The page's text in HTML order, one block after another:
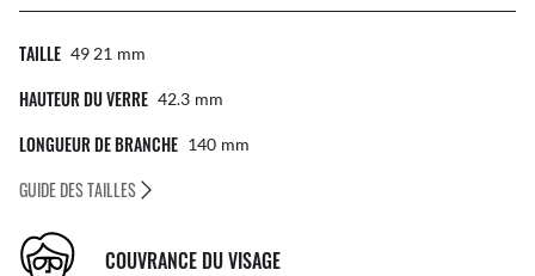
TAILLE 49 21 Mm
HAUTEUR DU VERRE 42.3 Mm
LONGUEUR DE BRANCHE 140 Mm
GUIDE DES TAILLES
COUVRANCE DU VISAGE